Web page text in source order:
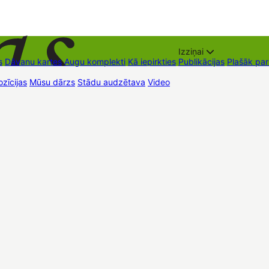
Dāvanu kartes Augu komplekti Kā iepirkties
Izziņai
Publikācijas Plašāk
Mūsu dārzs Stādu audzētava Video